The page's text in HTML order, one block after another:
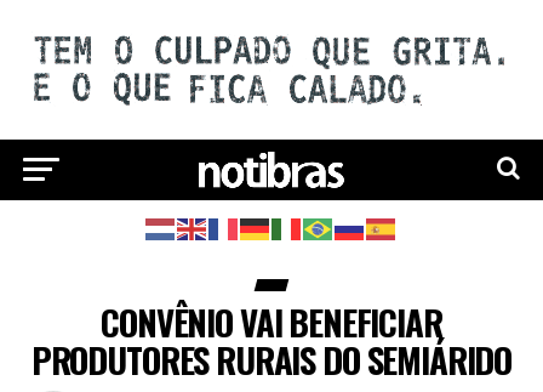
CONVÊNIO VAI BENEFICIAR
PRODUTORES RURAIS DO SEMIÁRIDO